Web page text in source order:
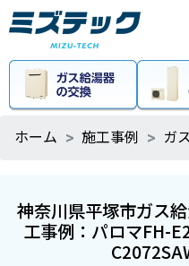
ホーム 施工事例 ガ
神奈川県平塚市ガス
工事例：パロマFH-